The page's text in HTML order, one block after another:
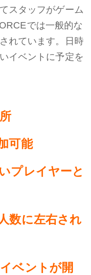
スタッフがゲーム
では一般的な
れています。
日時
イベントに予定を
可能
プレイヤーと
数に左右され
ベントが開